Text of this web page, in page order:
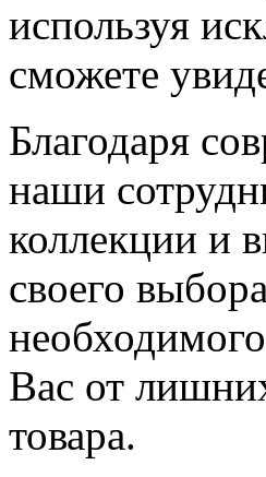
используя
сможете
Благодаря
наши
коллекции и
своего
Вас от
товара.